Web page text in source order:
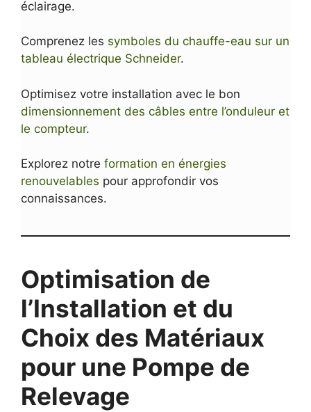
éclairage.
Comprenez les symboles du chauffe-eau sur un
tableau électrique Schneider.
Optimisez votre installation avec le bon
dimensionnement des câbles entre l’onduleur et
le compteur.
Explorez notre formation en énergies
renouvelables pour approfondir vos
connaissances.
Optimisation de
l’Installation et du
Choix des Matériaux
pour une Pompe de
Relevage